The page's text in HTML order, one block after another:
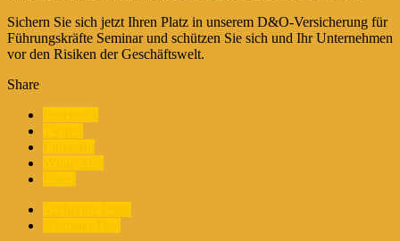
Sichern Sie sich jetzt Ihren Platz in unserem D&O-Versicherung für
Führungskräfte Seminar und schützen Sie sich und Ihr Unternehmen
vor den Risiken der Geschäftswelt.
Share